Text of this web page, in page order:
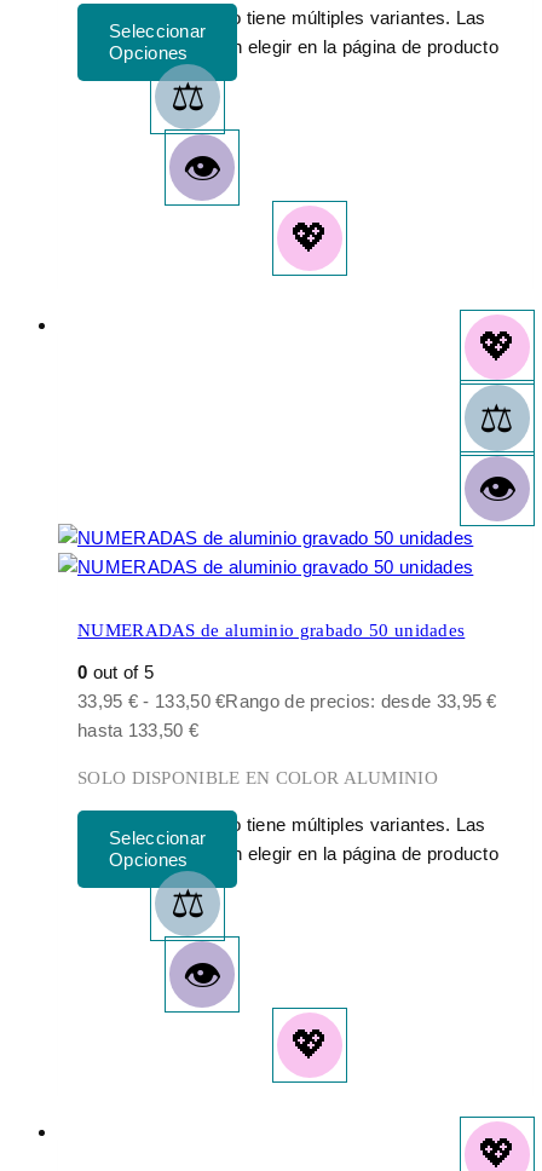
Este producto tiene múltiples variantes. Las
opciones se pueden elegir en la página de producto
NUMERADAS de aluminio grabado 50 unidades
0 out of 5
33,95 € - 133,50€Rango de precios: desde 33,95 €
hasta 133,50 €
SOLO DISPONIBLE EN COLOR ALUMINIO
Este producto tiene múltiples variantes. Las
opciones se pueden elegir en la página de producto